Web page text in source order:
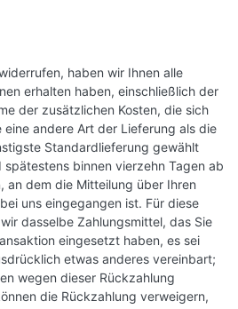
haben wir Ihnen alle
erhalten haben, einschließlich der
der zusätzlichen Kosten, die sich
andere Art der Lieferung als die
Standardlieferung gewählt
binnen vierzehn Tagen ab
an dem die Mitteilung über Ihren
uns eingegangen ist. Für diese
dasselbe Zahlungsmittel, das Sie
eingesetzt haben, es sei
etwas anderes vereinbart;
wegen dieser Rückzahlung
die Rückzahlung verweigern,